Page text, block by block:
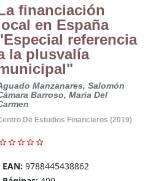
financiación
en España
referencia
la plusvalía
Manzanares, Salomón
Barroso, María Del
De Estudios Financieros (2019)
EAN: 9788445438862